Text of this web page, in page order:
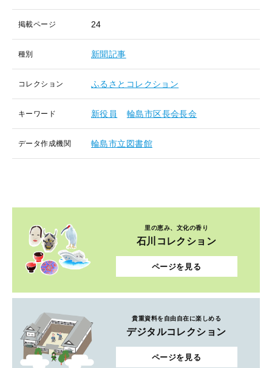
掲載ページ 24
種別 新聞記事
コレクション ふるさとコレクション
キーワード 新役員 輪島市区長会長会
データ作成機関 輪島市立図書館
里の恵み、文化の香り
石川コレクション
ページを見る
貴重資料を自由自在に楽しめる
デジタルコレクション
ページを見る